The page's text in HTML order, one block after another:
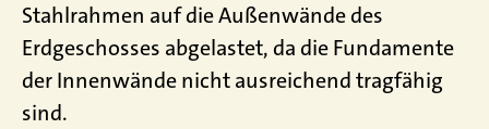
Stahlrahmen auf die Außenwände des
Erdgeschosses abgelastet, da die Fundamente
der Innenwände nicht ausreichend tragfähig
sind.